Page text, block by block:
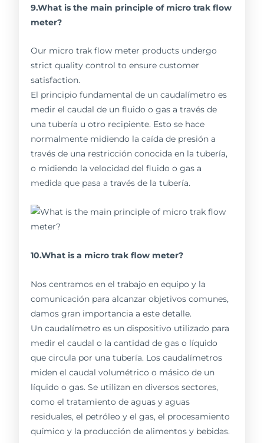
9.What is the main principle of micro trak flow
meter?
Our micro trak flow meter products undergo
strict quality control to ensure customer
satisfaction.
El principio fundamental de un caudalímetro es
medir el caudal de un fluido o gas a través de
una tubería u otro recipiente. Esto se hace
normalmente midiendo la caída de presión a
través de una restricción conocida en la tubería,
o midiendo la velocidad del fluido o gas a
medida que pasa a través de la tubería.
10.What is a micro trak flow meter?
Nos centramos en el trabajo en equipo y la
comunicación para alcanzar objetivos comunes,
damos gran importancia a este detalle.
Un caudalímetro es un dispositivo utilizado para
medir el caudal o la cantidad de gas o líquido
que circula por una tubería. Los caudalímetros
miden el caudal volumétrico o másico de un
líquido o gas. Se utilizan en diversos sectores,
como el tratamiento de aguas y aguas
residuales, el petróleo y el gas, el procesamiento
químico y la producción de alimentos y bebidas.